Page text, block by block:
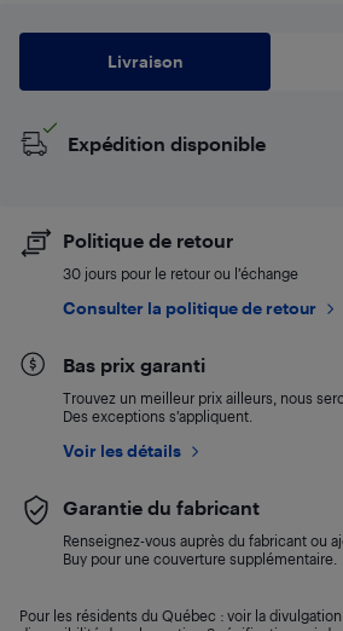
Livraison
Expédition disponible
Politique de retour
30 jours pour le retour ou l’échange
Consulter la politique de retour
Bas prix garanti
Trouvez un meilleur prix ailleurs, nous
Des exceptions s’appliquent.
Voir les détails
Garantie du fabricant
Renseignez-vous auprès du fabricant ou
Buy pour une couverture supplémentaire.
Pour les résidents du Québec : voir la